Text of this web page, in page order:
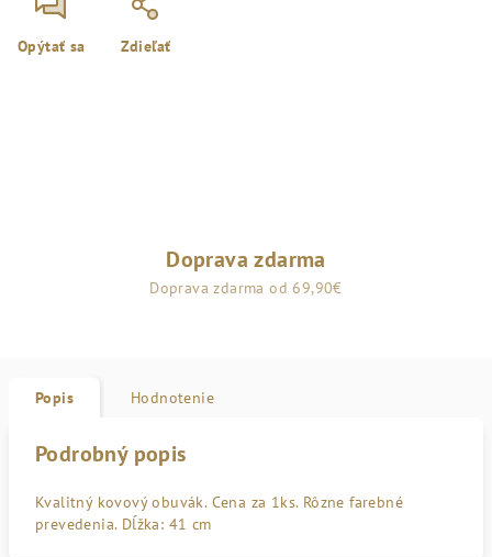
Opýtať sa Zdieľať
Doprava zdarma
Doprava zdarma od 69,90€
Popis Hodnotenie
Podrobný popis
Kvalitný kovový obuvák. Cena za 1ks. Rôzne farebné
prevedenia. Dĺžka: 41 cm